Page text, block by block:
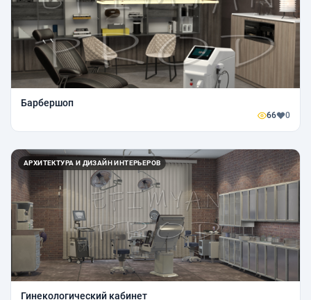
Барбершоп
66 0
АРХИТЕКТУРА И ДИЗАЙН ИНТЕРЬЕРОВ
Гинекологический кабинет